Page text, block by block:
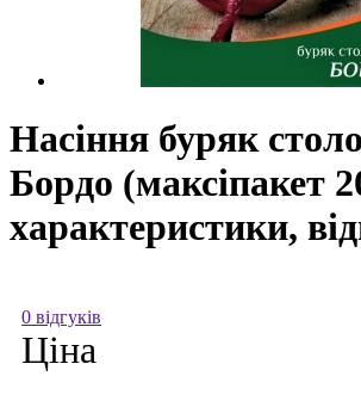
Насіння буряк
Бордо (максіпакет
характеристики,
0 відгуків
Ціна